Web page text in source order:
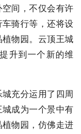
间，不仅会有许
骑行等，还将设
物园。云顶王城
升到一个新的维
充分运用了四周
成为一个景中有
物园，仿佛走进